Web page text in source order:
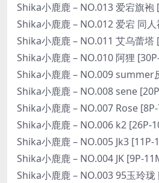
Shika小鹿鹿 – NO.013 爱宕旗袍
Shika小鹿鹿 – NO.012 爱宕 同
Shika小鹿鹿 – NO.011 艾乌蕾塔
Shika小鹿鹿 – NO.010 阿狸
Shika小鹿鹿 – NO.009 summer
Shika小鹿鹿 – NO.008 sene
Shika小鹿鹿 – NO.007 Rose
Shika小鹿鹿 – NO.006 k2 [26P-
Shika小鹿鹿 – NO.005 Jk3 [11P-
Shika小鹿鹿 – NO.004 JK [9P-
Shika小鹿鹿 – NO.003 95玉玲珑